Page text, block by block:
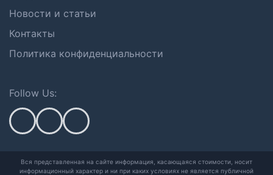
Новости и статьи
Контакты
Политика конфиденциальности
Follow Us:
Вся представленная на сайте информация, касающаяся стоимости, носит
информационный характер и ни при каких условиях не является публичной